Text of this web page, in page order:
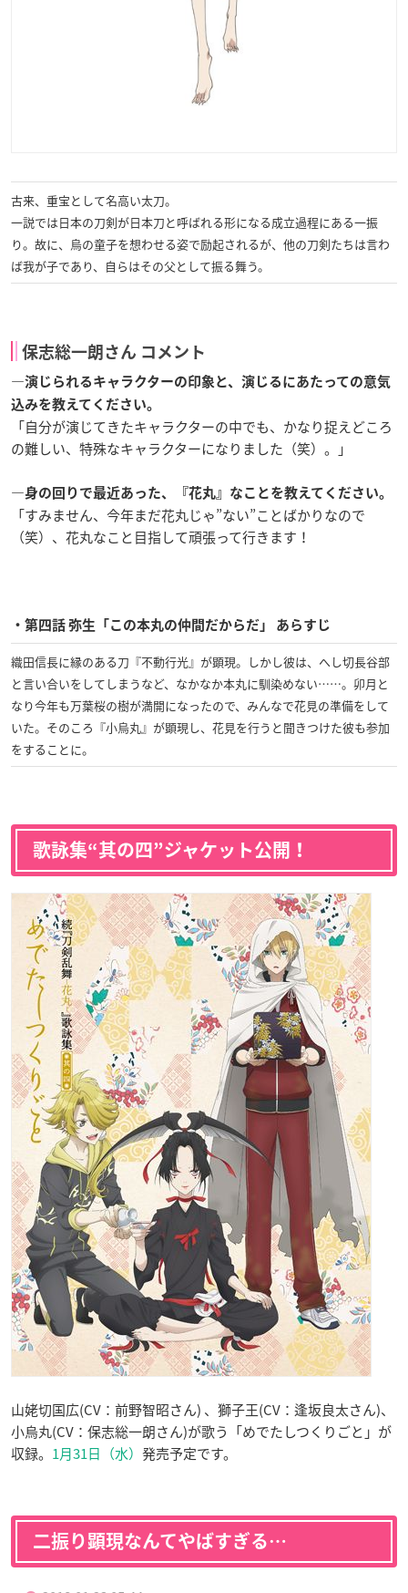
古来、重宝として名高い太刀。
一説では日本の刀剣が日本刀と呼ばれる形になる成立過程にある一振
り。 故に、烏の童子を想わせる姿で励起されるが、 他の刀剣たちは言わ
ば我が子であり、自らはその父として振る舞う。
保志総一朗さん コメント
―演じられるキャラクターの印象と、演じるにあたっての意気
込みを教えてください。
「自分が演じてきたキャラクターの中でも、かなり捉えどころ
の難しい、特殊なキャラクターになりました（笑）。」
―身の回りで最近あった、『花丸』なことを教えてください。
「すみません、今年まだ花丸じゃ”ない”ことばかりなので
（笑）、花丸なこと目指して頑張って行きます！
・第四話 弥生「この本丸の仲間だからだ」 あらすじ
織田信長に縁のある刀『不動行光』が顕現。しかし彼は、へし切長谷部
と言い合いをしてしまうなど、なかなか本丸に馴染めない……。卯月と
なり今年も万葉桜の樹が満開になったので、みんなで花見の準備をして
いた。そのころ『小烏丸』が顕現し、花見を行うと聞きつけた彼も参加
をすることに。
歌詠集“其の四”ジャケット公開！
山姥切国広(CV：前野智昭さん) 、獅子王(CV：逢坂良太さん)、
小烏丸(CV：保志総一朗さん)が歌う「めでたしつくりごと」が
収録。 1月31日（水） 発売予定です。
二振り顕現なんてやばすぎる…